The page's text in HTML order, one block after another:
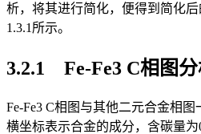
析，将其进行简化，便得到简化后
1.3.1所示。
3.2.1 Fe-Fe3 C相图
Fe-Fe3 C相图与其他二元合金相图
横坐标表示合金的成分，含碳量